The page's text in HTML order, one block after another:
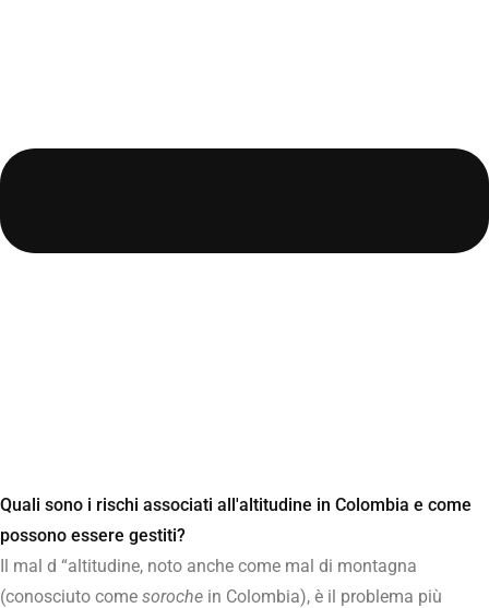
Quali sono i rischi associati all'altitudine in Colombia e come
possono essere gestiti?
Il mal d “altitudine, noto anche come mal di montagna
(conosciuto come soroche in Colombia), è il problema più